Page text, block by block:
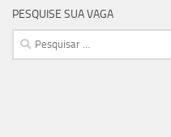
PESQUISE SUA VAGA
Pesquisar
por: